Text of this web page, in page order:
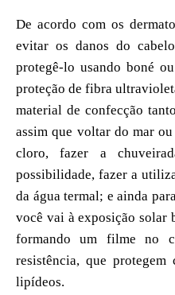
De acordo com os
evitar os danos do
protegê-lo usando boné
proteção de fibra
material de confecção
assim que voltar do mar
cloro, fazer a
possibilidade, fazer a
da água termal; e ainda
você vai à exposição solar
formando um filme no
resistência, que
lipídeos.